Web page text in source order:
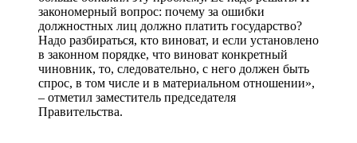
закономерный вопрос: почему за ошибки
должностных лиц должно платить государство?
Надо разбираться, кто виноват, и если установлено
в законном порядке, что виноват конкретный
чиновник, то, следовательно, с него должен быть
спрос, в том числе и в материальном отношении»,
– отметил заместитель председателя
Правительства.